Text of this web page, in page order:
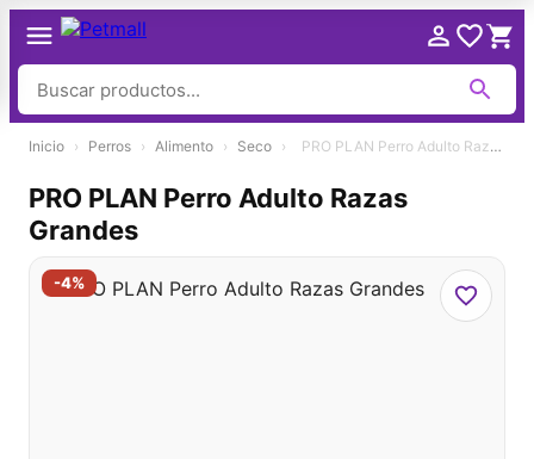
contenido
Inicio › Perros › Alimento › Seco › PRO PLAN Perro Adulto Razas Grandes
-4%
PRO PLAN Perro Adulto Razas
Grandes